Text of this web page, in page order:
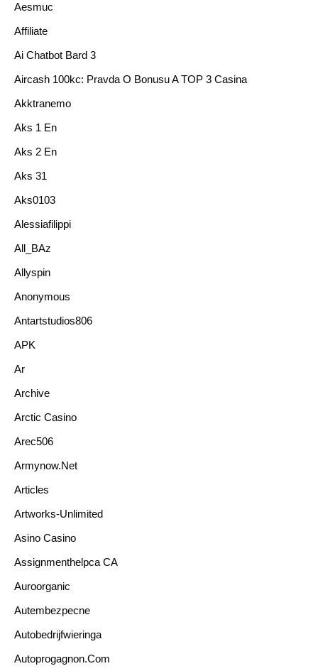
Aesmuc
Affiliate
Ai Chatbot Bard 3
Aircash 100kc: Pravda O Bonusu A TOP 3 Casina
Akktranemo
Aks 1 En
Aks 2 En
Aks 31
Aks0103
Alessiafilippi
All_BAz
Allyspin
Anonymous
Antartstudios806
APK
Ar
Archive
Arctic Casino
Arec506
Armynow.net
Articles
Artworks-Unlimited
Asino Casino
Assignmenthelpca CA
Auroorganic
Autembezpecne
Autobedrijfwieringa
Autoprogagnon.com